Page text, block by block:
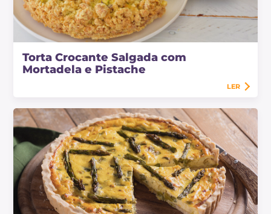
Torta Crocante Salgada com
Mortadela e Pistache
LER